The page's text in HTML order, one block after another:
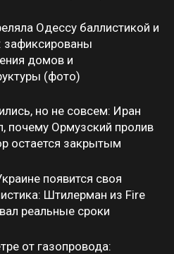
Одессу баллистикой и
зафиксированы
домов и
(фото)
но не совсем: Иран
почему Ормузский пролив
остается закрытым
появится своя
Штилерман из Fire
реальные сроки
от газопровода: